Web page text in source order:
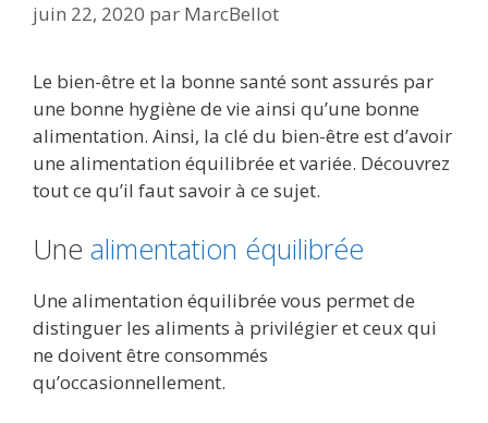
juin 22, 2020 par MarcBellot
Le bien-être et la bonne santé sont assurés par
une bonne hygiène de vie ainsi qu’une bonne
alimentation. Ainsi, la clé du bien-être est d’avoir
une alimentation équilibrée et variée. Découvrez
tout ce qu’il faut savoir à ce sujet.
Une alimentation équilibrée
Une alimentation équilibrée vous permet de
distinguer les aliments à privilégier et ceux qui
ne doivent être consommés
qu’occasionnellement.